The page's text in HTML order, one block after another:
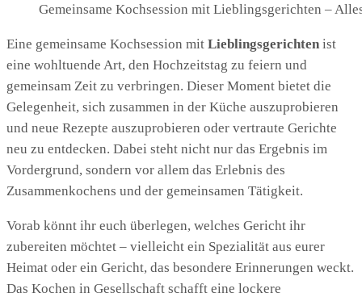
Gemeinsame Kochsession mit Lieblingsgerichten –
Eine gemeinsame Kochsession mit Lieblingsgerichten ist
eine wohltuende Art, den Hochzeitstag zu feiern und
gemeinsam Zeit zu verbringen. Dieser Moment bietet die
Gelegenheit, sich zusammen in der Küche auszuprobieren
und neue Rezepte auszuprobieren oder vertraute Gerichte
neu zu entdecken. Dabei steht nicht nur das Ergebnis im
Vordergrund, sondern vor allem das Erlebnis des
Zusammenkochens und der gemeinsamen Tätigkeit.
Vorab könnt ihr euch überlegen, welches Gericht ihr
zubereiten möchtet – vielleicht ein Spezialität aus eurer
Heimat oder ein Gericht, das besondere Erinnerungen weckt.
Das Kochen in Gesellschaft schafft eine lockere